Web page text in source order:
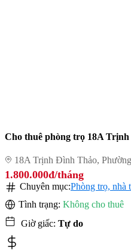
Cho thuê phòng trọ 18A
18A Trịnh Đình Thảo,
1.800.000đ/tháng
Chuyên mục:Phòng trọ, nhà
Tình trạng: Không cho thuê
Giờ giấc: Tự do